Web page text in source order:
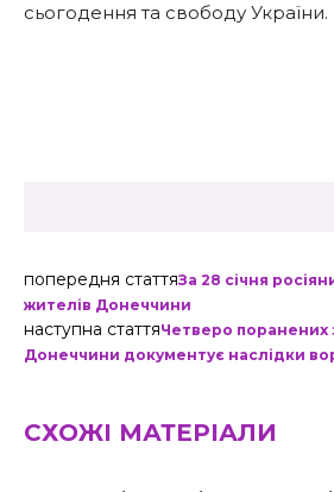
сьогодення та свободу України.
попередня статтяЗа 28 січня
жителів Донеччини
наступна статтяЧетверо поранених
Донеччини документує наслідки
СХОЖІ МАТЕРІАЛИ